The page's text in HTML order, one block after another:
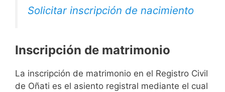
Solicitar inscripción de nacimiento
Inscripción de matrimonio
La inscripción de matrimonio en el Registro Civil
de Oñati es el asiento registral mediante el cual